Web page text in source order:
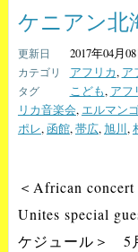
ケニアン
2017年04月
アフリカ, ア
こども, アフ
リカ音楽会, エルマン
ポレ,函館,帯広,旭川,
＜African
Unites special
ケジュール＞ 5